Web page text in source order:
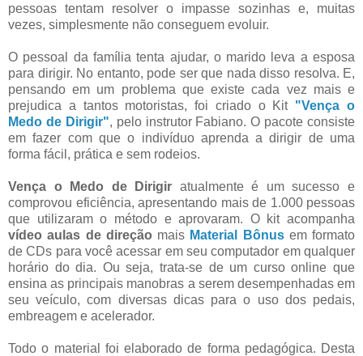
pessoas tentam resolver o impasse sozinhas e, muitas
vezes, simplesmente não conseguem evoluir.
O pessoal da família tenta ajudar, o marido leva a esposa
para dirigir. No entanto, pode ser que nada disso resolva. E,
pensando em um problema que existe cada vez mais e
prejudica a tantos motoristas, foi criado o Kit "Vença o
Medo de Dirigir", pelo instrutor Fabiano. O pacote consiste
em fazer com que o indivíduo aprenda a dirigir de uma
forma fácil, prática e sem rodeios.
Vença o Medo de Dirigir atualmente é um sucesso e
comprovou eficiência, apresentando mais de 1.000 pessoas
que utilizaram o método e aprovaram. O kit acompanha
vídeo aulas de direção mais Material Bônusem formato
de CDs para você acessar em seu computador em qualquer
horário do dia. Ou seja, trata-se de um curso online que
ensina as principais manobras a serem desempenhadas em
seu veículo, com diversas dicas para o uso dos pedais,
embreagem e acelerador.
Todo o material foi elaborado de forma pedagógica. Desta